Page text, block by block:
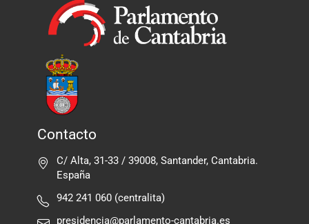
Contacto
C/ Alta, 31-33 / 39008, Santander, Cantabria.
España
942 241 060 (centralita)
presidencia@parlamento-cantabria.es